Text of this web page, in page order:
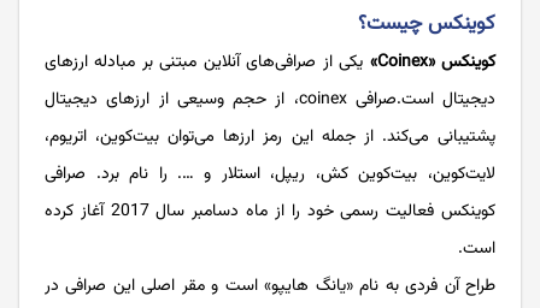
کوینکس چیست؟
کوینکس «Coinex»
یکی از صرافی‌های آنلاین مبتنی بر مبادله ارزهای
دیجیتال است.صرافی coinex، از حجم وسیعی از ارزهای دیجیتال
پشتیبانی می‌کند. از جمله این رمز ارزها می‌توان بیت‌کوین، اتریوم،
لایت‌کوین، بیت‌کوین کش، ریپل، استلار و …. را نام برد. صرافی
کوینکس فعالیت رسمی خود را از ماه دسامبر سال 2017 آغاز کرده
است.
طراح آن فردی به نام «یانگ هایپو» است و مقر اصلی این صرافی در